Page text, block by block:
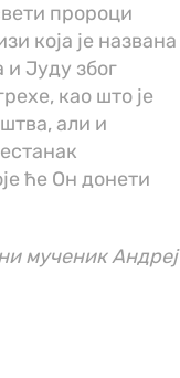
пророци
која је названа
Јуду због
као што је
али и
ће Он донети
мученик Андреј